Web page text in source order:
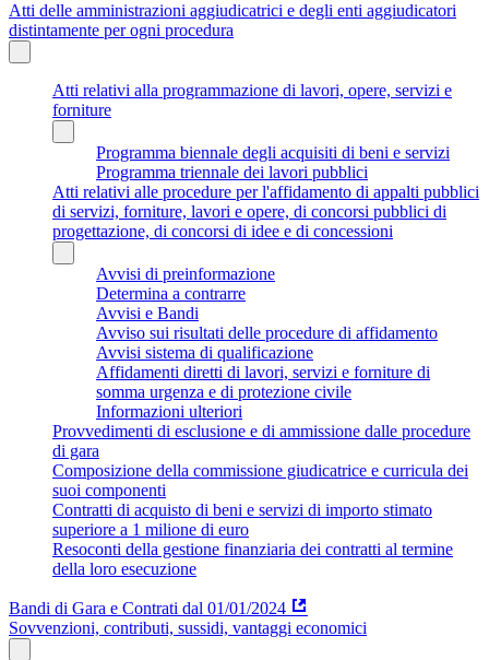
Atti delle amministrazioni aggiudicatrici e degli enti aggiudicatori
distintamente per ogni procedura
Atti relativi alla programmazione di lavori, opere, servizi e
forniture
Programma biennale degli acquisiti di beni e servizi
Programma triennale dei lavori pubblici
Atti relativi alle procedure per l'affidamento di appalti pubblici
di servizi, forniture, lavori e opere, di concorsi pubblici di
progettazione, di concorsi di idee e di concessioni
Avvisi di preinformazione
Determina a contrarre
Avvisi e Bandi
Avviso sui risultati delle procedure di affidamento
Avvisi sistema di qualificazione
Affidamenti diretti di lavori, servizi e forniture di
somma urgenza e di protezione civile
Informazioni ulteriori
Provvedimenti di esclusione e di ammissione dalle procedure
di gara
Composizione della commissione giudicatrice e curricula dei
suoi componenti
Contratti di acquisto di beni e servizi di importo stimato
superiore a 1 milione di euro
Resoconti della gestione finanziaria dei contratti al termine
della loro esecuzione
Bandi di Gara e Contrati dal 01/01/2024
Sovvenzioni, contributi, sussidi, vantaggi economici